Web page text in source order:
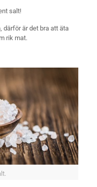
salt!
därför är det bra att äta
rik mat.